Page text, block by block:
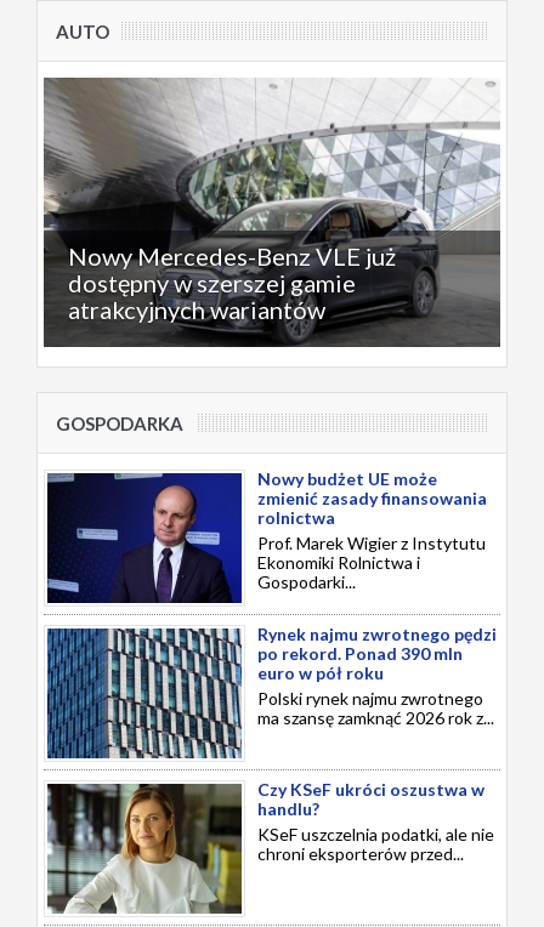
AUTO
Nowy Mercedes-Benz VLE już
dostępny w szerszej gamie
atrakcyjnych wariantów
GOSPODARKA
Nowy budżet UE może
zmienić zasady finansowania
rolnictwa
Prof. Marek Wigier z Instytutu
Ekonomiki Rolnictwa i
Gospodarki...
Rynek najmu zwrotnego pędzi
po rekord. Ponad 390 mln
euro w pół roku
Polski rynek najmu zwrotnego
ma szansę zamknąć 2026 rok z...
Czy KSeF ukróci oszustwa w
handlu?
KSeF uszczelnia podatki, ale nie
chroni eksporterów przed...